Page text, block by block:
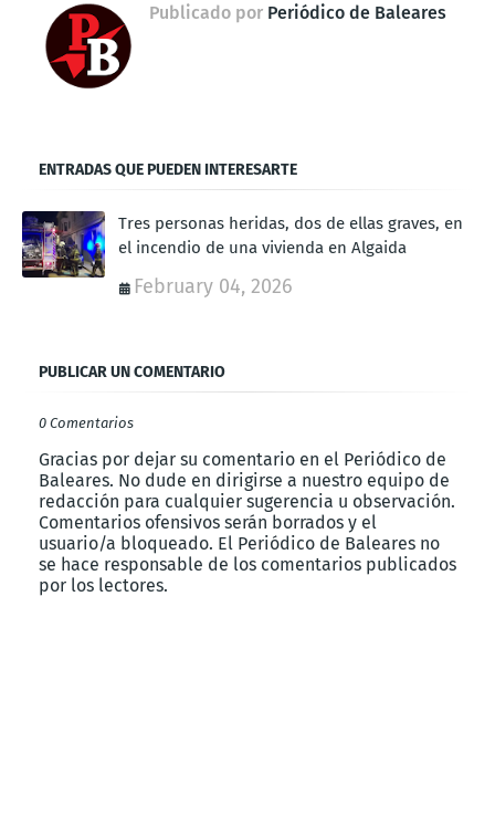
Publicado por Periódico de Baleares
ENTRADAS QUE PUEDEN INTERESARTE
Tres personas heridas, dos de ellas graves, en
el incendio de una vivienda en Algaida
February 04, 2026
PUBLICAR UN COMENTARIO
0 Comentarios
Gracias por dejar su comentario en el Periódico de
Baleares. No dude en dirigirse a nuestro equipo de
redacción para cualquier sugerencia u observación.
Comentarios ofensivos serán borrados y el
usuario/a bloqueado. El Periódico de Baleares no
se hace responsable de los comentarios publicados
por los lectores.